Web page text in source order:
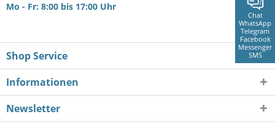
Chat
WhatsApp
Telegram
Facebook
Messenger
SMS
Mo - Fr: 8:00 bis 17:00 Uhr
Shop Service
Informationen
Newsletter